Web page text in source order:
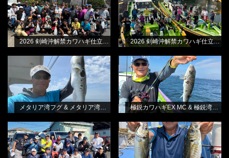
船
林良一
2026 剣崎沖解禁カワハギ仕立て・B船
船
林良一
2026 剣崎沖解禁カワハギ仕立て・A船
メタリア湾フグ & メタリア湾フグ-S
林良一
メタリア湾フグ & メタリア湾フグ-S
極鋭カワハギEX MC & 極鋭湾フグ
EX
林良一
BLOG
極鋭カワハギEX MC & 極鋭湾フグ EX
第3回白鱚会vsチームダイワキス釣り
懇親会
林良一
BLOG
浅場での黄金大アジ釣り～金谷・光
進丸さんから
田渕雅生
BLOG